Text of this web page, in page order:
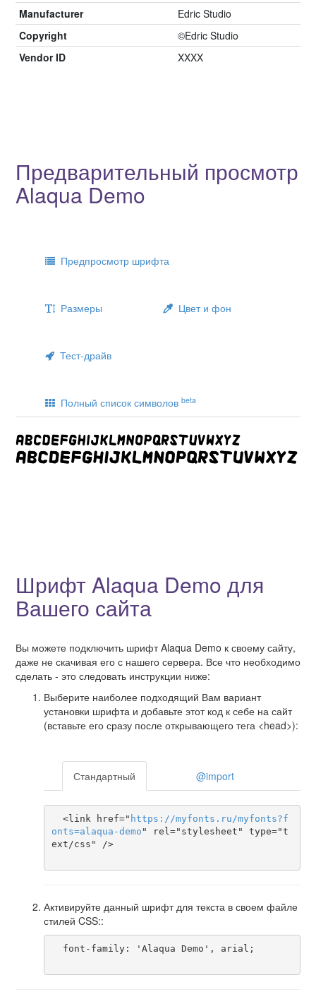
Manufacturer
Edric Studio
Copyright
©Edric Studio
Vendor ID
XXXX
Предварительный просмотр
Alaqua Demo
Предпросмотр шрифта
Размеры Цвет и фон
Тест-драйв
Полный список символов beta
Шрифт Alaqua Demo для
Вашего сайта
Вы можете подключить шрифт Alaqua Demo к своему сайту,
даже не скачивая его с нашего сервера. Все что необходимо
сделать - это следовать инструкции ниже:
Выберите наиболее подходящий Вам вариант
установки шрифта и добавьте этот код к себе на сайт
(вставьте его сразу после открывающего тега <head>):
Стандартный @import
  <link href="
https ://myfonts . ru /myfonts?f
onts=alaqua-demo " rel="stylesheet" type="t
ext/css" />
Активируйте данный шрифт для текста в своем файле
стилей CSS::